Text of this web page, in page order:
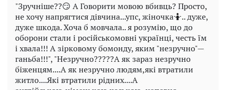
"Зручніше??😏 А Говорити мовою вбивць? Просто,
не хочу напрягтися дівчина...упс, жіночка🤷.. дуже,
дуже шкода. Хоча б мовчала.. я розумію, що до
оборони стали і російськомовні українці, честь їм
і хвала!!! А зірковому бомонду, яким "незручно"—
ганьба!!!", "Незручно?????А як зараз незручно
біженцям....А як незручно людям,які втратили
житло....Які втратили рідних....А